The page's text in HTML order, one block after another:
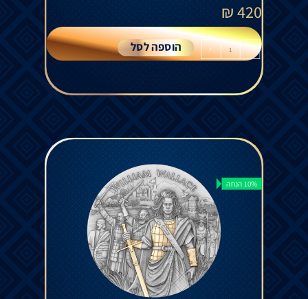
420
₪
-
+ הוספה לסל
10% הנחה